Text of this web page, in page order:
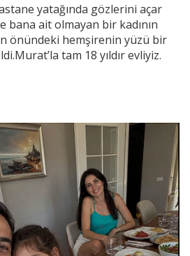
yatağında gözlerini açar
bana ait olmayan bir kadının
önündeki hemşirenin yüzü bir
tam 18 yıldır evliyiz.